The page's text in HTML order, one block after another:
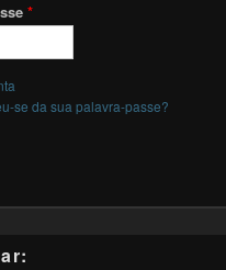
*
se da sua palavra-passe?